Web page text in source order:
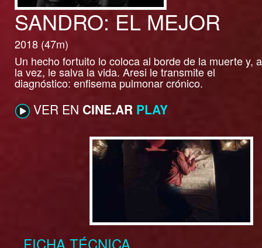
SANDRO: EL MEJOR
2018 (47m)
Un hecho fortuito lo coloca al borde de la muerte y, a
la vez, le salva la vida. Aresi le transmite el
diagnóstico: enfisema pulmonar crónico.
VER EN CINE.AR PLAY
FICHA TÉCNICA